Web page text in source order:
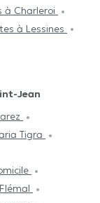
à Charleroi
à Lessines
Jean
Tigra